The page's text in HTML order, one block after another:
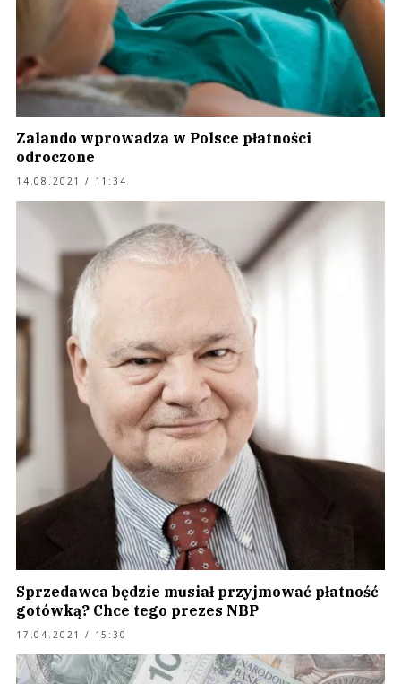
Zalando wprowadza w Polsce płatności
odroczone
14.08.2021 / 11:34
Sprzedawca będzie musiał przyjmować płatność
gotówką? Chce tego prezes NBP
17.04.2021 / 15:30